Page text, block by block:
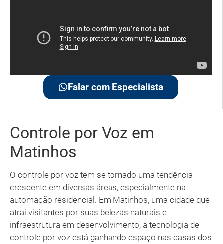
Falar com Especialista
Controle por Voz em
Matinhos
O controle por voz tem se tornado uma tendência
crescente em diversas áreas, especialmente na
automação residencial. Em Matinhos, uma cidade que
atrai visitantes por suas belezas naturais e
infraestrutura em desenvolvimento, a tecnologia de
controle por voz está ganhando espaço nas casas dos